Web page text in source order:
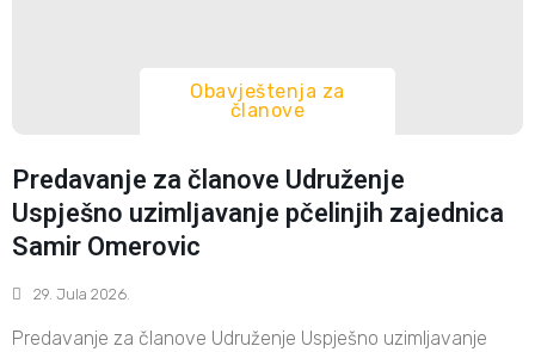
Obavještenja za
članove
Predavanje za članove Udruženje
Uspješno uzimljavanje pčelinjih zajednica
Samir Omerovic
29. Jula 2026.
Predavanje za članove Udruženje Uspješno uzimljavanje